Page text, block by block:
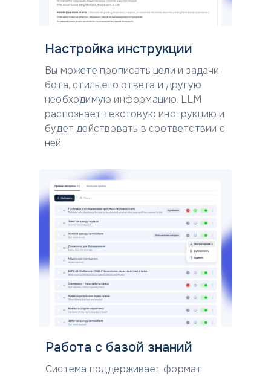
Система поддерживает формат
Работа с базой знаний
Вы можете прописать цели и задачи
бота, стиль его ответа и другую
необходимую информацию. LLM
распознает текстовую инструкцию и
будет действовать в соответствии с
ней
Настройка инструкции